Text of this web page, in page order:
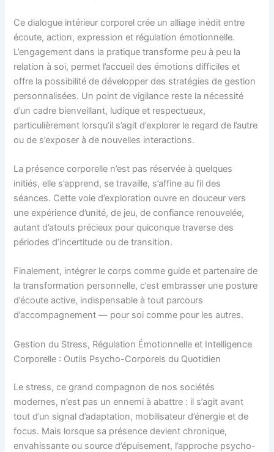
Ce dialogue intérieur corporel crée un alliage inédit entre
écoute, action, expression et régulation émotionnelle.
L’engagement dans la pratique transforme peu à peu la
relation à soi, permet l’accueil des émotions difficiles et
offre la possibilité de développer des stratégies de gestion
personnalisées. Un point de vigilance reste la nécessité
d’un cadre bienveillant, ludique et respectueux,
particulièrement lorsqu’il s’agit d’explorer le regard de l’autre
ou de s’exposer à de nouvelles interactions.
La présence corporelle n’est pas réservée à quelques
initiés, elle s’apprend, se travaille, s’affine au fil des
séances. Cette voie d’exploration ouvre en douceur vers
une expérience d’unité, de jeu, de confiance renouvelée,
autant d’atouts précieux pour quiconque traverse des
périodes d’incertitude ou de transition.
Finalement, intégrer le corps comme guide et partenaire de
la transformation personnelle, c’est embrasser une posture
d’écoute active, indispensable à tout parcours
d’accompagnement — pour soi comme pour les autres.
Gestion du Stress, Régulation Émotionnelle et Intelligence
Corporelle : Outils Psycho-Corporels du Quotidien
Le stress, ce grand compagnon de nos sociétés
modernes, n’est pas un ennemi à abattre : il s’agit avant
tout d’un signal d’adaptation, mobilisateur d’énergie et de
focus. Mais lorsque sa présence devient chronique,
envahissante ou source d’épuisement, l’approche psycho-